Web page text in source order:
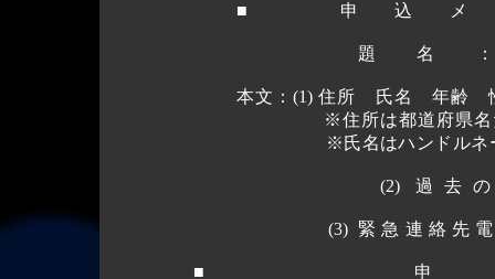
■ 申込メ
題名：
本文：(1) 住所 氏名 年齢 性
※住所は都道府県名だけで
※氏名はハンドルネー
(2) 過去
(3) 緊急連絡先
■